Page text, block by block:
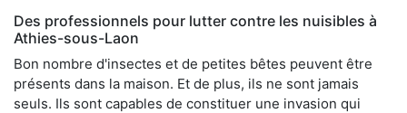
Des professionnels pour lutter contre les nuisibles à
Athies-sous-Laon
Bon nombre d'insectes et de petites bêtes peuvent être
présents dans la maison. Et de plus, ils ne sont jamais
seuls. Ils sont capables de constituer une invasion qui